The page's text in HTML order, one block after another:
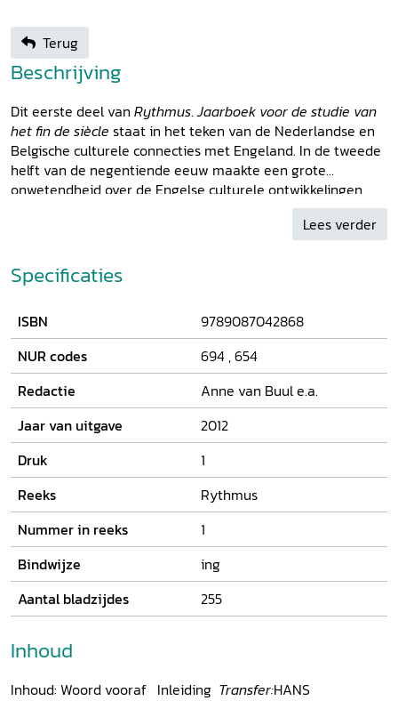
Terug
Beschrijving
Dit eerste deel van Rythmus.Jaarboek voor de studie van
het fin de siècle staat in het teken van de Nederlandse en
Belgische culturele connecties met Engeland. In de tweede
helft van de negentiende eeuw maakte een grote
onwetendheid over de Engelse culturele ontwikkelingen
plaats voor een directere en bredere receptie van de
Engelse cultuur. Deze bundel verkent de impact van
architectuur, kunst en literatuur ten tijde van het fin de
siècle, en de weerslag daarvan op de Nederlandse en
recipiënten - critici, academici, literatoren, vertalers,
kunstenaars en architecten - die deze overdracht en
integratie bewerkstelligden. De auteurs geven een levendig
beeld van de cultuurbemiddelaars die ervoor zorgden dat
de Engelse culturele vernieuwingen zich rond 1900 als
lopende vuurtjes in de Lage landen verspreidden.
Lees verder
Specificaties
ISBN
9789087042868
NUR codes
694 ,654
Redactie
Anne van Buul e.a.
Jaar van uitgave
2012
Druk
1
Reeks
Rythmus
Nummer in reeks
1
Bindwijze
ing
Aantal bladzijdes
255
Inhoud
Inhoud: Woord vooraf Inleiding Transfer:HANS